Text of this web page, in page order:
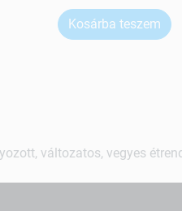
Kosárba teszem
változatos, vegyes